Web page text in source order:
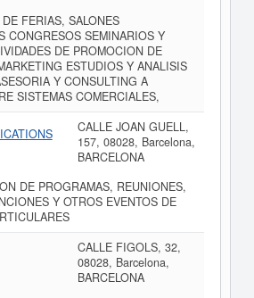
FERIAS, SALONES
CONGRESOS SEMINARIOS Y
DE PROMOCION DE
ESTUDIOS Y ANALISIS
Y CONSULTING A
SISTEMAS COMERCIALES,
CALLE JOAN GUELL,
157, 08028, Barcelona,
BARCELONA
DE PROGRAMAS, REUNIONES,
Y OTROS EVENTOS DE
CALLE FIGOLS, 32,
08028, Barcelona,
BARCELONA